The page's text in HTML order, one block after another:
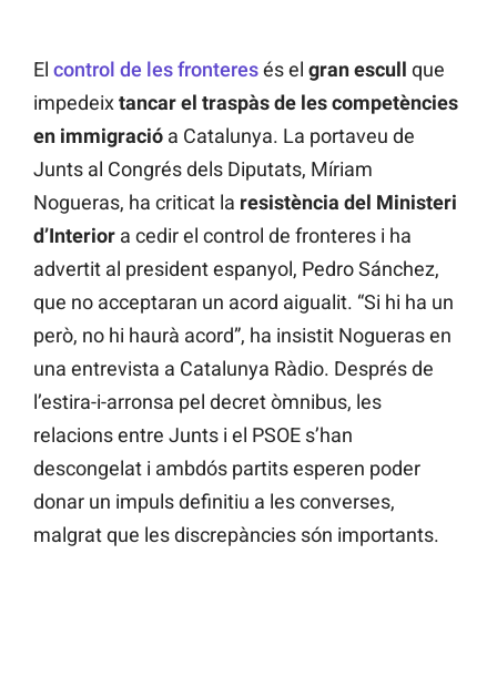
El control de les fronteresés el gran escull que
impedeixtancar el traspàs de les competències
en immigració a Catalunya. La portaveu de
Junts al Congrés dels Diputats, Míriam
Nogueras, ha criticat la resistència del Ministeri
d’Interior a cedir el control de fronteres i ha
advertit al president espanyol, Pedro Sánchez,
que no acceptaran un acord aigualit. “Si hi ha un
però, no hi haurà acord”, ha insistit Nogueras en
una entrevista a Catalunya Ràdio. Després de
l’estira-i-arronsa pel decret òmnibus, les
relacions entre Junts i el PSOE s’han
descongelat i ambdós partits esperen poder
donar un impuls definitiu a les converses,
malgrat que les discrepàncies són importants.